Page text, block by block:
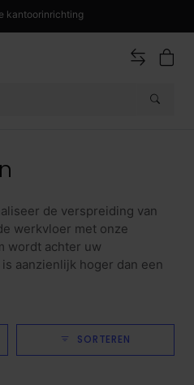
kantoorinrichting
de verspreiding van
werkvloer met onze
wordt achter uw
aanzienlijk hoger dan een
SORTEREN